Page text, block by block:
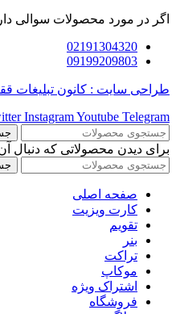
اگر در مورد محصولات سوالی
02191304320
09199209803
طراحی سایت : کانون تبلیغات
InstagramYoutube Telegram
برای دیدن محصولاتی که دنبال
صفحه اصلی
کارت ویزیت
تقویم
بنر
تراکت
موکاپ
اشتراک ویژه
فروشگاه